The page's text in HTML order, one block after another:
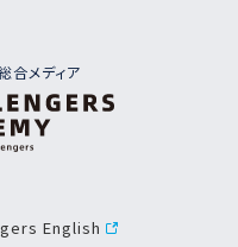
合メディア
English